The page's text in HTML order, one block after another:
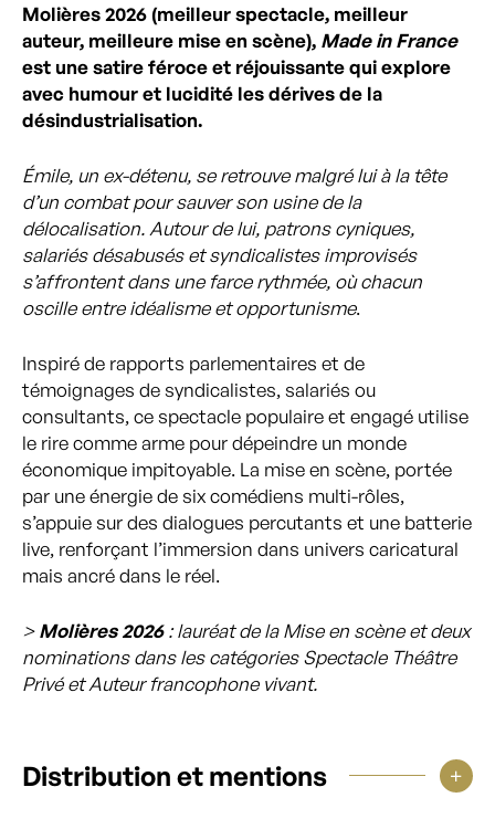
Molières 2026 (meilleur spectacle, meilleur
auteur, meilleure mise en scène), Made in France
est une satire féroce et réjouissante qui explore
avec humour et lucidité les dérives de la
désindustrialisation.
Émile, un ex-détenu, se retrouve malgré lui à la tête
d’un combat pour sauver son usine de la
délocalisation. Autour de lui, patrons cyniques,
salariés désabusés et syndicalistes improvisés
s’affrontent dans une farce rythmée, où chacun
oscille entre idéalisme et opportunisme.
Inspiré de rapports parlementaires et de
témoignages de syndicalistes, salariés ou
consultants, ce spectacle populaire et engagé utilise
le rire comme arme pour dépeindre un monde
économique impitoyable. La mise en scène, portée
par une énergie de six comédiens multi-rôles,
s’appuie sur des dialogues percutants et une batterie
live, renforçant l’immersion dans univers caricatural
mais ancré dans le réel.
>Molières 2026: lauréat de la Mise en scène et deux
nominations dans les catégories Spectacle Théâtre
Privé et Auteur francophone vivant.
Distribution et mentions